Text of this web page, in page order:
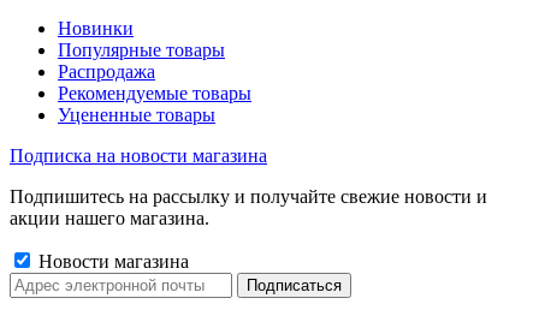
Новинки
Популярные товары
Распродажа
Рекомендуемые товары
Уцененные товары
Подписка на новости магазина
Подпишитесь на рассылку и получайте свежие новости и
акции нашего магазина.
Новости магазина